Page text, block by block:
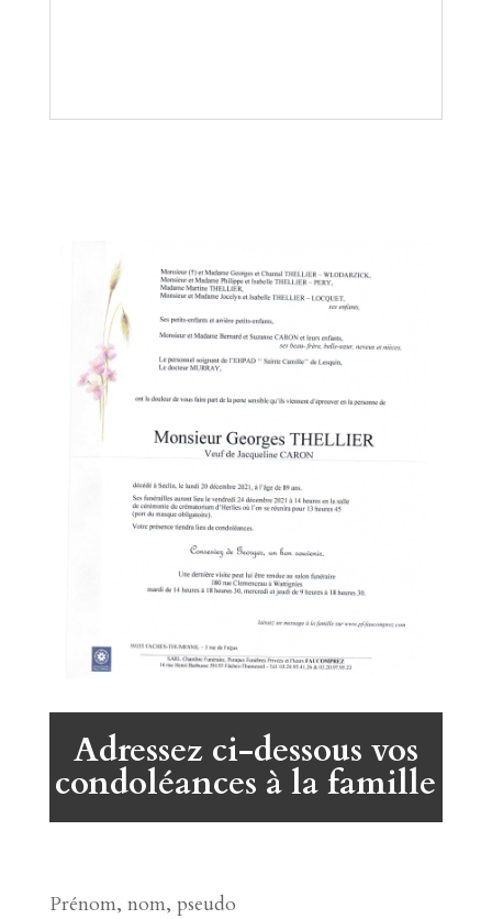
Adressez ci-dessous vos
condoléances à la famille
Prénom, nom, pseudo